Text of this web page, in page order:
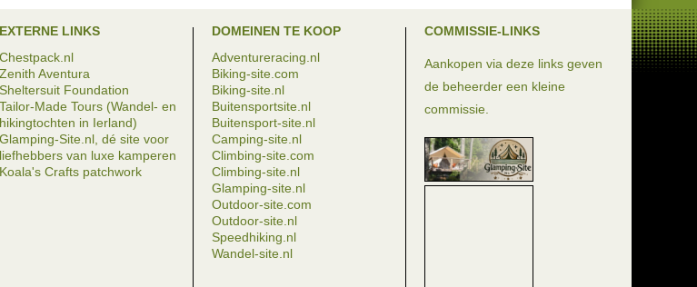
EXTERNE LINKS
Chestpack.nl
Zenith Aventura
Sheltersuit Foundation
Tailor-Made Tours (Wandel- en
hikingtochten in Ierland)
Glamping-Site.nl, dé site voor
liefhebbers van luxe kamperen
Koala's Crafts patchwork
DOMEINEN TE KOOP
Adventureracing.nl
Biking-site.com
Biking-site.nl
Buitensportsite.nl
Buitensport-site.nl
Camping-site.nl
Climbing-site.com
Climbing-site.nl
Glamping-site.nl
Outdoor-site.com
Outdoor-site.nl
Speedhiking.nl
Wandel-site.nl
COMMISSIE-LINKS
Aankopen via deze links geven
de beheerder een kleine
commissie.